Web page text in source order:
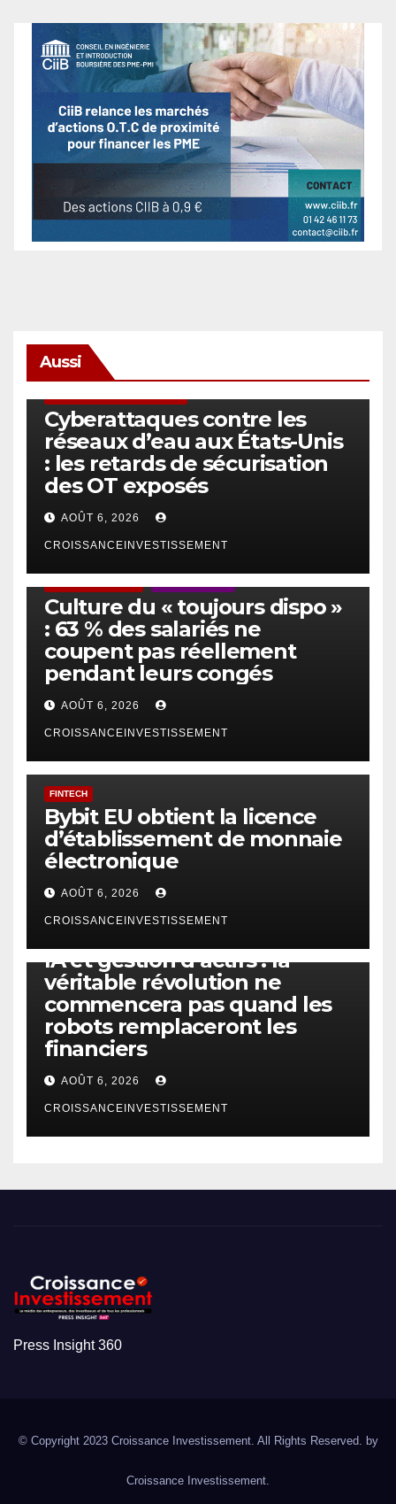
Aussi
Cyberattaques contre les
réseaux d’eau aux États-Unis
: les retards de sécurisation
des OT exposés
AOÛT 6, 2026
CROISSANCEINVESTISSEMENT
Culture du « toujours dispo »
: 63 % des salariés ne
coupent pas réellement
pendant leurs congés
AOÛT 6, 2026
CROISSANCEINVESTISSEMENT
FINTECH
Bybit EU obtient la licence
d’établissement de monnaie
électronique
AOÛT 6, 2026
CROISSANCEINVESTISSEMENT
IA et gestion d’actifs : la
véritable révolution ne
commencera pas quand les
robots remplaceront les
financiers
AOÛT 6, 2026
CROISSANCEINVESTISSEMENT
Press Insight 360
© Copyright 2023 Croissance Investissement. All Rights Reserved. by
Croissance Investissement.